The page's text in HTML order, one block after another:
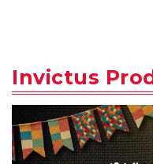
Invictus